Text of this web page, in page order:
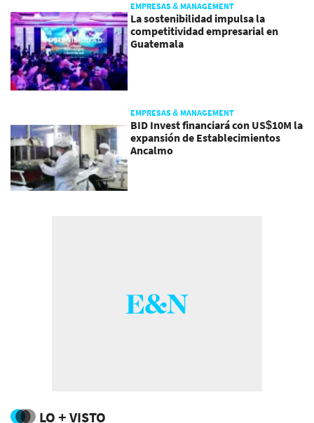
EMPRESAS & MANAGEMENT
La sostenibilidad impulsa la
competitividad empresarial en
Guatemala
EMPRESAS & MANAGEMENT
BID Invest financiará con US$10M la
expansión de Establecimientos
Ancalmo
LO + VISTO